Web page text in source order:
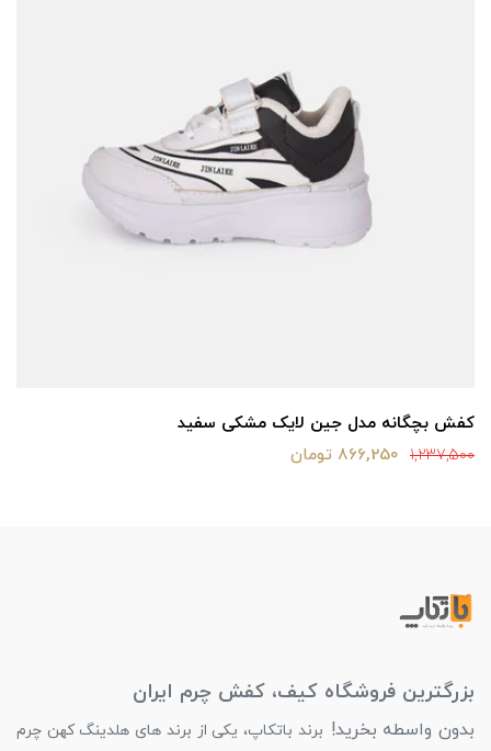
کفش بچگانه مدل جین لایک مشکی سفید
1,237,500 866,250 تومان
بزرگترین فروشگاه کیف، کفش چرم ایران
بدون واسطه بخرید! برند باتکاپ، یکی از برند های هلدینگ کهن چرم